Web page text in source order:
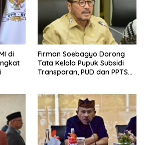
di
Firman Soebagyo Dorong
Tata Kelola Pupuk Subsidi
Transparan, PUD dan PPTS